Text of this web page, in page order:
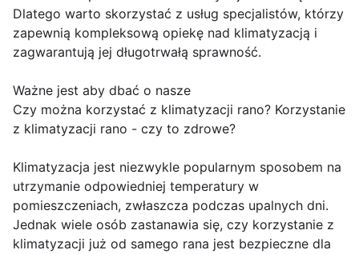
Dlatego warto skorzystać z usług specjalistów, którzy
zapewnią kompleksową opiekę nad klimatyzacją i
zagwarantują jej długotrwałą sprawność.
Ważne jest aby dbać o nasze
Czy można korzystać z klimatyzacji rano? Korzystanie
z klimatyzacji rano - czy to zdrowe?
Klimatyzacja jest niezwykle popularnym sposobem na
utrzymanie odpowiedniej temperatury w
pomieszczeniach, zwłaszcza podczas upalnych dni.
Jednak wiele osób zastanawia się, czy korzystanie z
klimatyzacji już od samego rana jest bezpieczne dla